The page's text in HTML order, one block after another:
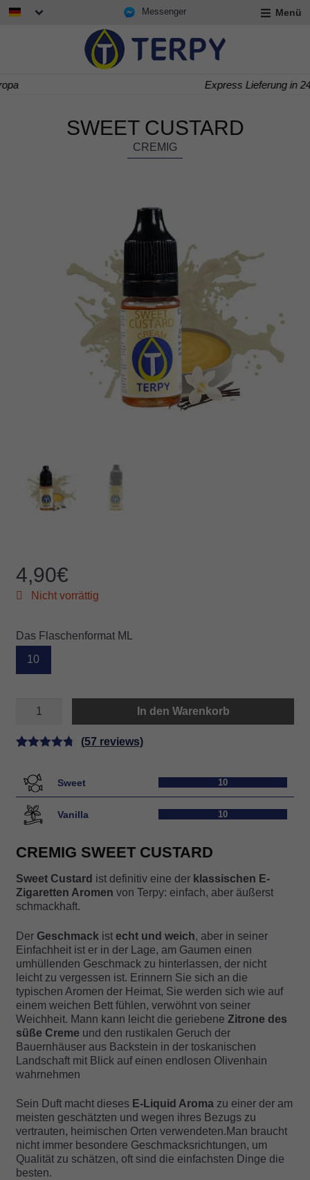
Messenger Menü
Express Lieferung in 24/48 h
SWEET CUSTARD
CREMIG
4,90€
Nicht vorrättig
Das Flaschenformat ML
10
CUSTARD
In den Warenkorb
mit4.79
von 5,
basierend
auf
Kundenbe
(57 reviews)
Sweet 10
Vanilla 10
CREMIG SWEET CUSTARD
Sweet Custard ist definitiv eine der klassischen E-
Zigaretten Aromen von Terpy: einfach, aber äußerst
schmackhaft.
Der Geschmack ist echt und weich, aber in seiner
Einfachheit ist er in der Lage, am Gaumen einen
umhüllenden Geschmack zu hinterlassen, der nicht
leicht zu vergessen ist. Erinnern Sie sich an die
typischen Aromen der Heimat, Sie werden sich wie auf
einem weichen Bett fühlen, verwöhnt von seiner
Weichheit. Mann kann leicht die geriebene Zitrone des
süße Creme und den rustikalen Geruch der
Bauernhäuser aus Backstein in der toskanischen
Landschaft mit Blick auf einen endlosen Olivenhain
wahrnehmen
Sein Duft macht dieses E-Liquid Aromazu einer der am
meisten geschätzten und wegen ihres Bezugs zu
vertrauten, heimischen Orten verwendeten.Man braucht
nicht immer besondere Geschmacksrichtungen, um
Qualität zu schätzen, oft sind die einfachsten Dinge die
besten.